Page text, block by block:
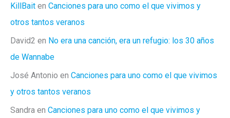
KillBait en Canciones para uno como el que vivimos y
otros tantos veranos
David2 en No era una canción, era un refugio: los 30 años
de Wannabe
José Antonio en Canciones para uno como el que vivimos
y otros tantos veranos
Sandra en Canciones para uno como el que vivimos y